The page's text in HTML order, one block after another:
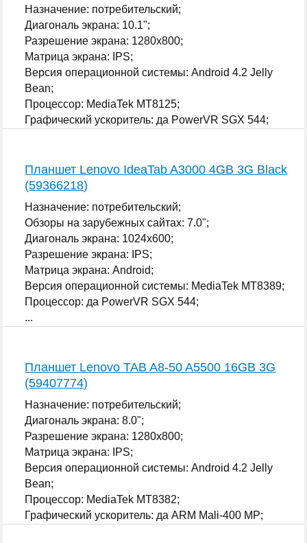
Назначение: потребительский;
Диагональ экрана: 10.1";
Разрешение экрана: 1280x800;
Матрица экрана: IPS;
Версия операционной системы: Android 4.2 Jelly
Bean;
Процессор: MediaTek MT8125;
Графический ускоритель: да PowerVR SGX 544;
Планшет Lenovo IdeaTab A3000 4GB 3G Black
(59366218)
Назначение: потребительский;
Обзоры на зарубежных сайтах: 7.0";
Диагональ экрана: 1024x600;
Разрешение экрана: IPS;
Матрица экрана: Android;
Версия операционной системы: MediaTek MT8389;
Процессор: да PowerVR SGX 544;
...
Планшет Lenovo TAB A8-50 A5500 16GB 3G
(59407774)
Назначение: потребительский;
Диагональ экрана: 8.0";
Разрешение экрана: 1280x800;
Матрица экрана: IPS;
Версия операционной системы: Android 4.2 Jelly
Bean;
Процессор: MediaTek MT8382;
Графический ускоритель: да ARM Mali-400 MP;